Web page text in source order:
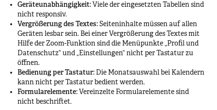
Geräteunabhängigkeit: Viele der eingesetzten Tabellen sind
nicht responsiv.
Vergrößerung des Textes:Seiteninhalte müssen auf allen
Geräten lesbar sein. Bei einer Vergrößerung des Textes mit
Hilfe der Zoom-Funktion sind die Menüpunkte „Profil und
Datenschutz“ und „Einstellungen“ nicht per Tastatur zu
öffnen.
Bedienung per Tastatur:Die Monatsauswahl bei Kalendern
kann nicht per Tastatur bedient werden.
Formularelemente: Vereinzelte Formularelemente sind
nicht beschriftet.